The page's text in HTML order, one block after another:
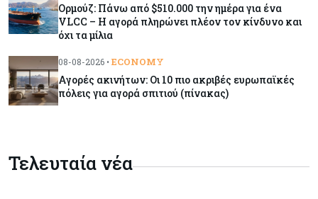
Κόσμος
και οι προκλήσεις
ασφάλεια
Ορμούζ: Πάνω από $510.000 την ημέρα για ένα
VLCC – Η αγορά πληρώνει πλέον τον κίνδυνο και
όχι τα μίλια
08-08-2026 • ECONOMY
Αγορές ακινήτων: Οι 10 πιο ακριβές ευρωπαϊκές
πόλεις για αγορά σπιτιού (πίνακας)
Τελευταία νέα